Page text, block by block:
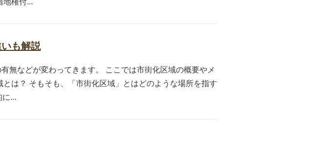
地権付...
も解説
無などが変わってきます。 ここでは市街化区域の概要やメ
は？ そもそも、「市街化区域」とはどのような場所を指す
...